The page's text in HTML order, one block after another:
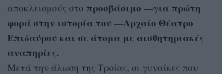
αποκλεισμούς στο προσβάσιμο —για πρώτη
φορά στην ιστορία του —Αρχαίο Θέατρο
Επιδαύρου και σε άτομα με αισθητηριακές
αναπηρίες.
Μετά την άλωση της Τροίας, οι γυναίκες που